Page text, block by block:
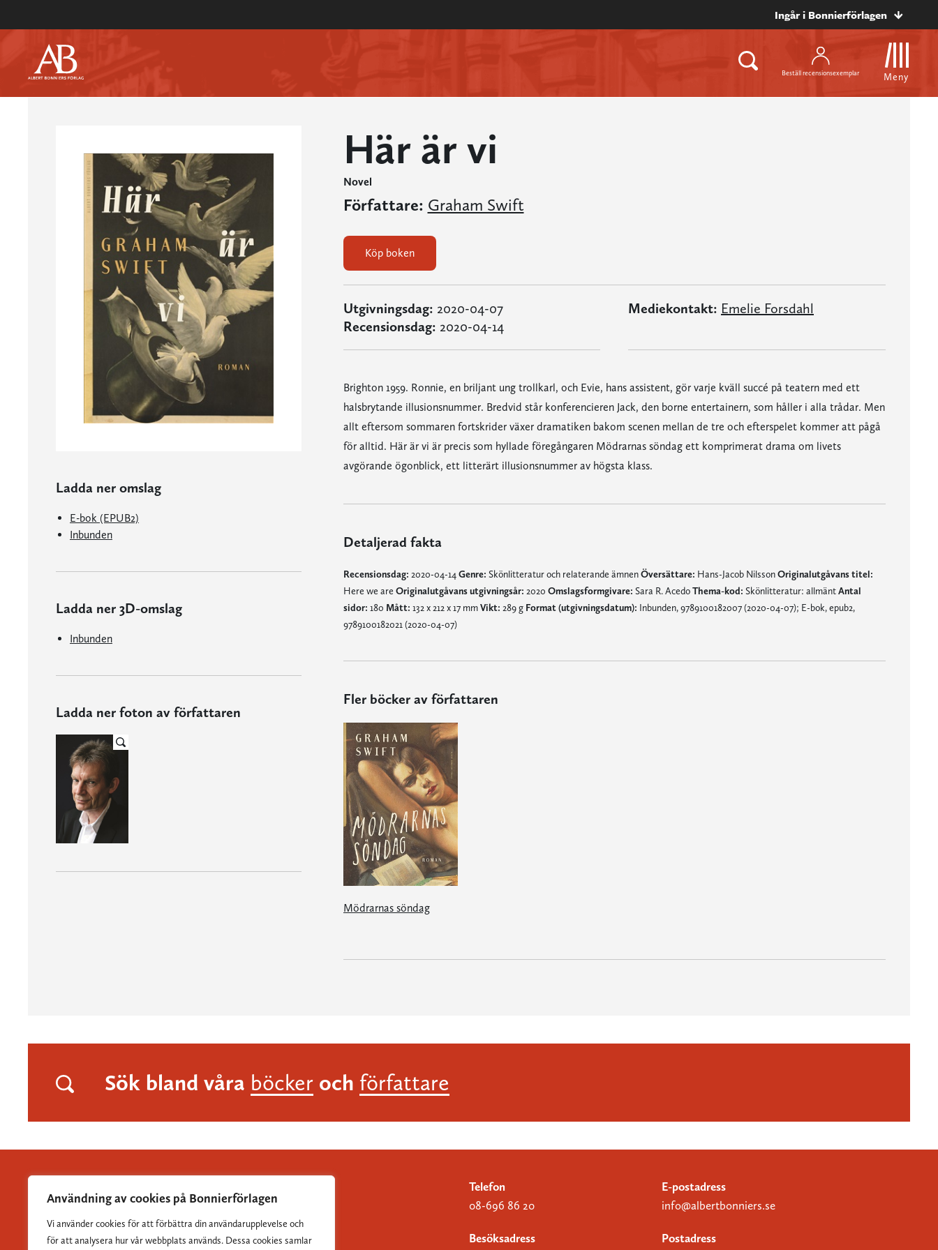
Användning av cookies på Bonnierförlagen
Vi använder cookies för att förbättra din användarupplevelse och
för att analysera hur vår webbplats används. Dessa cookies samlar
Ingår i Bonnierförlagen
Beställ recensionsexemplar Meny
Ladda ner omslag
E-bok (EPUB2)
Inbunden
Ladda ner 3D-omslag
Inbunden
Ladda ner foton av författaren
Här är vi
Novel
Författare: Graham Swift
Köp boken
Utgivningsdag: 2020-04-07
Recensionsdag: 2020-04-14
Mediekontakt: Emelie Forsdahl
Brighton 1959. Ronnie, en briljant ung trollkarl, och Evie, hans assistent, gör varje kväll succé på teatern med ett
halsbrytande illusionsnummer. Bredvid står konferencieren Jack, den borne entertainern, som håller i alla trådar. Men
allt eftersom sommaren fortskrider växer dramatiken bakom scenen mellan de tre och efterspelet kommer att pågå
för alltid. Här är vi är precis som hyllade föregångaren Mödrarnas söndag ett komprimerat drama om livets
avgörande ögonblick, ett litterärt illusionsnummer av högsta klass.
Detaljerad fakta
Recensionsdag: 2020-04-14 Genre: Skönlitteratur och relaterande ämnenÖversättare: Hans-Jacob NilssonOriginalutgåvans titel:
Here we are Originalutgåvans utgivningsår: 2020 Omslagsformgivare: Sara R. AcedoThema-kod: Skönlitteratur: allmäntAntal
sidor: 180 Mått: 132 x 212 x 17 mmVikt: 289 g Format (utgivningsdatum): Inbunden, 9789100182007 (2020-04-07); E-bok, epub2,
9789100182021 (2020-04-07)
Fler böcker av författaren
Mödrarnas söndag
Sök bland våra böcker och författare
Albert Bonniers Förlag grundades 1837 och är Sveriges
Telefon
08-696 86 20
E-postadress
info@albertbonniers.se
Besöksadress Postadress